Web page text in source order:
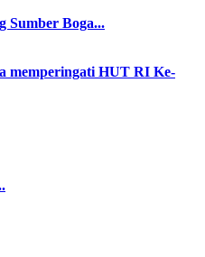
Sumber Boga...
memperingati HUT RI Ke-